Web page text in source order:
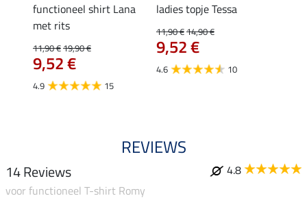
functioneel shirt Lana
met rits
11,90 €19,90 €
9,52 €
4.9 15
ladies topje Tessa
11,90 €14,90 €
9,52 €
4.6 10
REVIEWS
14 Reviews
4.8
voor functioneel T-shirt Romy